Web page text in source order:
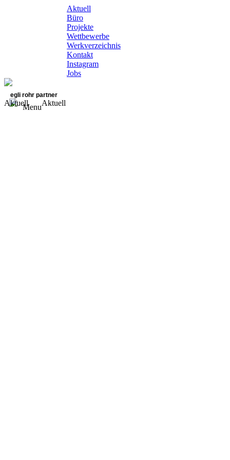
Aktuell
Büro
Projekte
Wettbewerbe
Werkverzeichnis
Kontakt
Instagram
Jobs
egli rohr partner
Menu
Aktuell Aktuell